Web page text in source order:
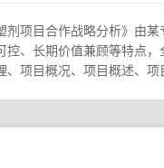
剂项目合作战略分析》由
控、长期价值兼顾等特点
、项目概况、项目概述、